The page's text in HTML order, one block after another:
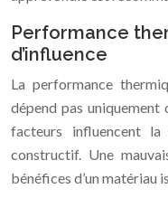
Performance
d’influence
La performance
dépend pas
facteurs influencent
constructif. Une
bénéfices d’un matériau